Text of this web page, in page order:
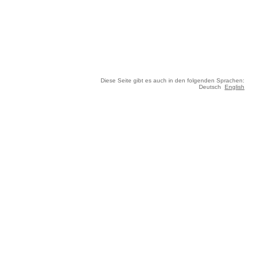
Diese Seite gibt es auch in den folgenden Sprachen:
Deutsch
English